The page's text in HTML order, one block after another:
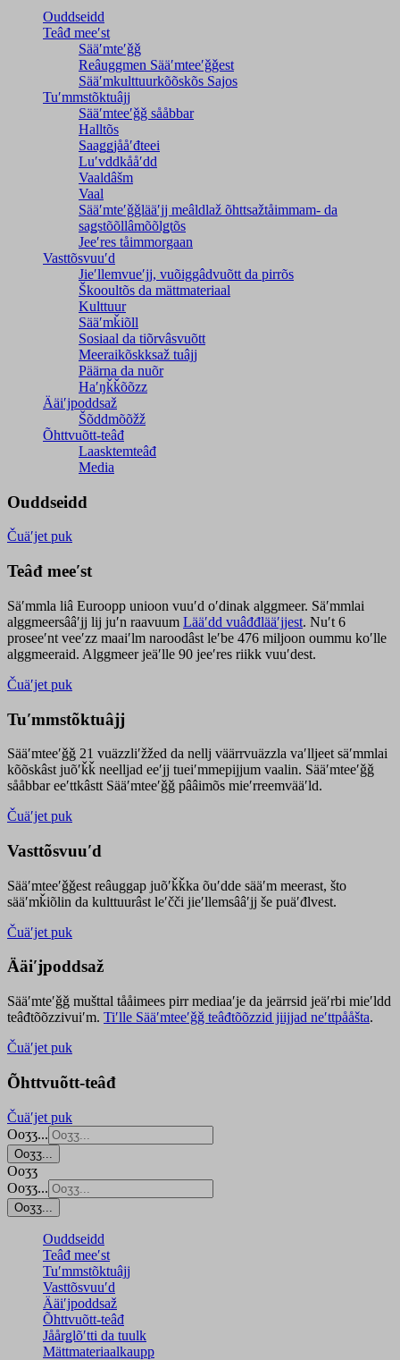
Ouddseidd
Teâđ meeʹst
Sääʹmteʹǧǧ
Reâuggmen Sääʹmteeʹǧǧest
Sääʹmkulttuurkõõskõs Sajos
Tuʹmmstõktuâjj
Sääʹmteeʹǧǧ sååbbar
Halltõs
Saaǥǥjååʹđteei
Luʹvddkååʹdd
Vaaldâšm
Vaal
Sääʹmteʹǧǧlääʹjj meâldlaž õhttsažtåimmam- da
saǥstõõllâmõõlǥtõs
Jeeʹres tåimmorgaan
Vasttõsvuuʹd
Jieʹllemvueʹjj, vuõiggâdvuõtt da pirrõs
Škooultõs da mättmateriaal
Kulttuur
Sääʹmǩiõll
Sosiaal da tiõrvâsvuõtt
Meeraikõskksaž tuâjj
Päärna da nuõr
Haʹŋǩǩõõzz
Ääiʹjpoddsaž
Šõddmõõžž
Õhttvuõtt-teâđ
Laasktemteâđ
Media
Ouddseidd
Čuäʹjet puk
Teâđ meeʹst
Säʹmmla liâ Euroopp unioon vuuʹd oʹdinak alggmeer. Säʹmmlai
alggmeersââʹjj lij juʹn raavuum Lääʹdd vuâđđlääʹjjest. Nuʹt 6
proseeʹnt veeʹzz maaiʹlm naroodâst leʹbe 476 miljoon oummu koʹlle
alggmeeraid. Alggmeer jeäʹlle 90 jeeʹres riikk vuuʹdest.
Čuäʹjet puk
Tuʹmmstõktuâjj
Sääʹmteeʹǧǧ 21 vuäzzliʹžžed da nellj väärrvuäzzla vaʹlljeet säʹmmlai
kõõskâst juõʹǩǩ neelljad eeʹjj tueiʹmmepijjum vaalin. Sääʹmteeʹǧǧ
sååbbar eeʹttkâstt Sääʹmteeʹǧǧ pââimõs mieʹrreemvääʹld.
Čuäʹjet puk
Vasttõsvuuʹd
Sääʹmteeʹǧǧest reâuggap juõʹǩǩka õuʹdde sääʹm meerast, što
sääʹmǩiõlin da kulttuurâst leʹčči jieʹllemsââʹjj še puäʹđlvest.
Čuäʹjet puk
Ääiʹjpoddsaž
Sääʹmteʹǧǧ mušttal tååimees pirr mediaaʹje da jeärrsid jeäʹrbi mieʹldd
teâđtõõzzivuiʹm. Tiʹlle Sääʹmteeʹǧǧ teâđtõõzzid jiijjad neʹttpååšta.
Čuäʹjet puk
Õhttvuõtt-teâđ
Čuäʹjet puk
Ooʒʒ...
Ooʒʒ...
Ooʒʒ
Ooʒʒ...
Ooʒʒ...
Ouddseidd
Teâđ meeʹst
Tuʹmmstõktuâjj
Vasttõsvuuʹd
Ääiʹjpoddsaž
Õhttvuõtt-teâđ
Jåårǥlõʹtti da tuulk
Mättmateriaalkaupp